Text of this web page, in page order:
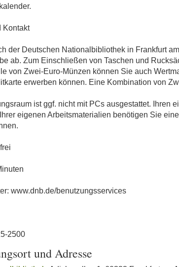
Kontakt
der Deutschen Nationalbibliothek in Frankfurt
ab. Zum Einschließen von Taschen und
von Zwei-Euro-Münzen können Sie auch
erwerben können. Eine Kombination von
ist ggf. nicht mit PCs ausgestattet.
eigenen Arbeitsmaterialien benötigen Sie
www.dnb.de/benutzungsservices
2500
und Adresse